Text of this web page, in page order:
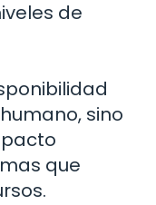
de
sino
que